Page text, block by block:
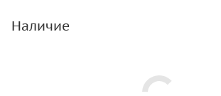
Наличие